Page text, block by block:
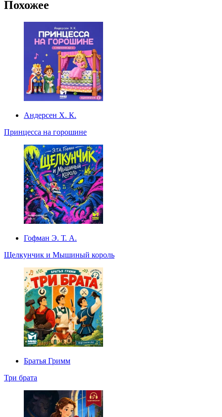
Похожее
Андерсен Х. К.
Принцесса на горошине
Гофман Э. Т. А.
Щелкунчик и Мышиный король
Братья Гримм
Три брата